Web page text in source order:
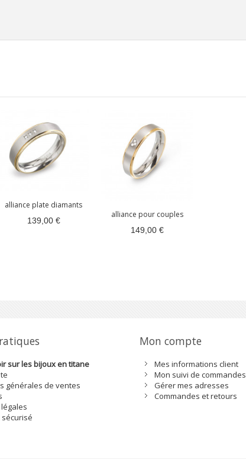
alliance plate diamants
139,00 €
alliance pour couples
149,00 €
sur les bijoux en titane
générales de ventes
Mon compte
Mes informations client
Mon suivi de commandes
Gérer mes adresses
Commandes et retours